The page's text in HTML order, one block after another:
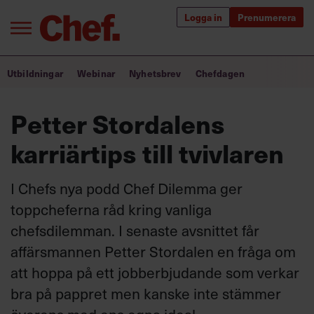
Logga in Prenumerera
Annonsera
Om oss
Kontakta oss
Kundservice
Bra ledare förändrar världen
Utbildning för ledare
Chefakademin+
Populära utbildningar
Utbildningar Webinar Nyhetsbrev Chefdagen
Petter Stordalens
karriärtips till tvivlaren
I Chefs nya podd Chef Dilemma ger
toppcheferna råd kring vanliga
chefsdilemman. I senaste avsnittet får
affärsmannen Petter Stordalen en fråga om
att hoppa på ett jobberbjudande som verkar
bra på pappret men kanske inte stämmer